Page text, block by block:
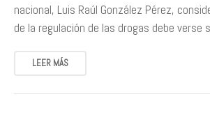
nacional, Luis Raúl González Pérez,
de la regulación de las drogas debe verse
LEER MÁS